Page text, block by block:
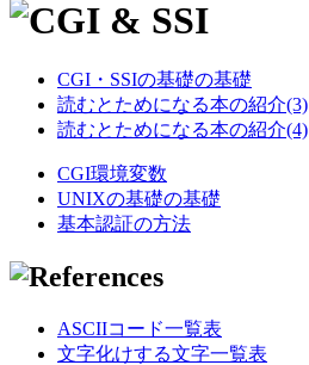
CGI・SSIの基礎の基礎
読むとためになる本の紹介(3)
読むとためになる本の紹介(4)
CGI環境変数
UNIXの基礎の基礎
基本認証の方法
ASCIIコード一覧表
文字化けする文字一覧表